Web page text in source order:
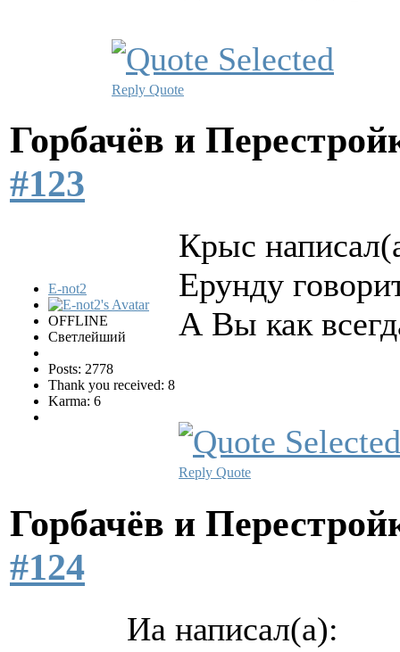
Reply Quote
Горбачёв и
#123
E-not2
OFFLINE
Светлейший
Posts: 2778
Thank you received: 8
Karma: 6
Крыс
Ерунду
А Вы как
Reply Quote
Горбачёв и
#124
Иа написал(а):